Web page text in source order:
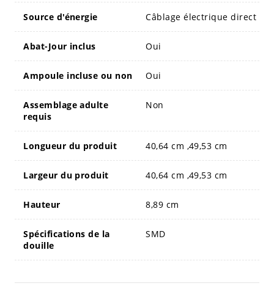
Source d'énergie Câblage électrique direct
Abat-Jour inclus Oui
Ampoule incluse ou non Oui
Assemblage adulte
requis
Non
Longueur du produit 40,64 cm ,49,53 cm
Largeur du produit 40,64 cm ,49,53 cm
Hauteur 8,89 cm
Spécifications de la
douille
SMD